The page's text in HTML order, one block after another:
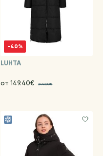
-40%
LUHTA
от 149.40€ 249.00€